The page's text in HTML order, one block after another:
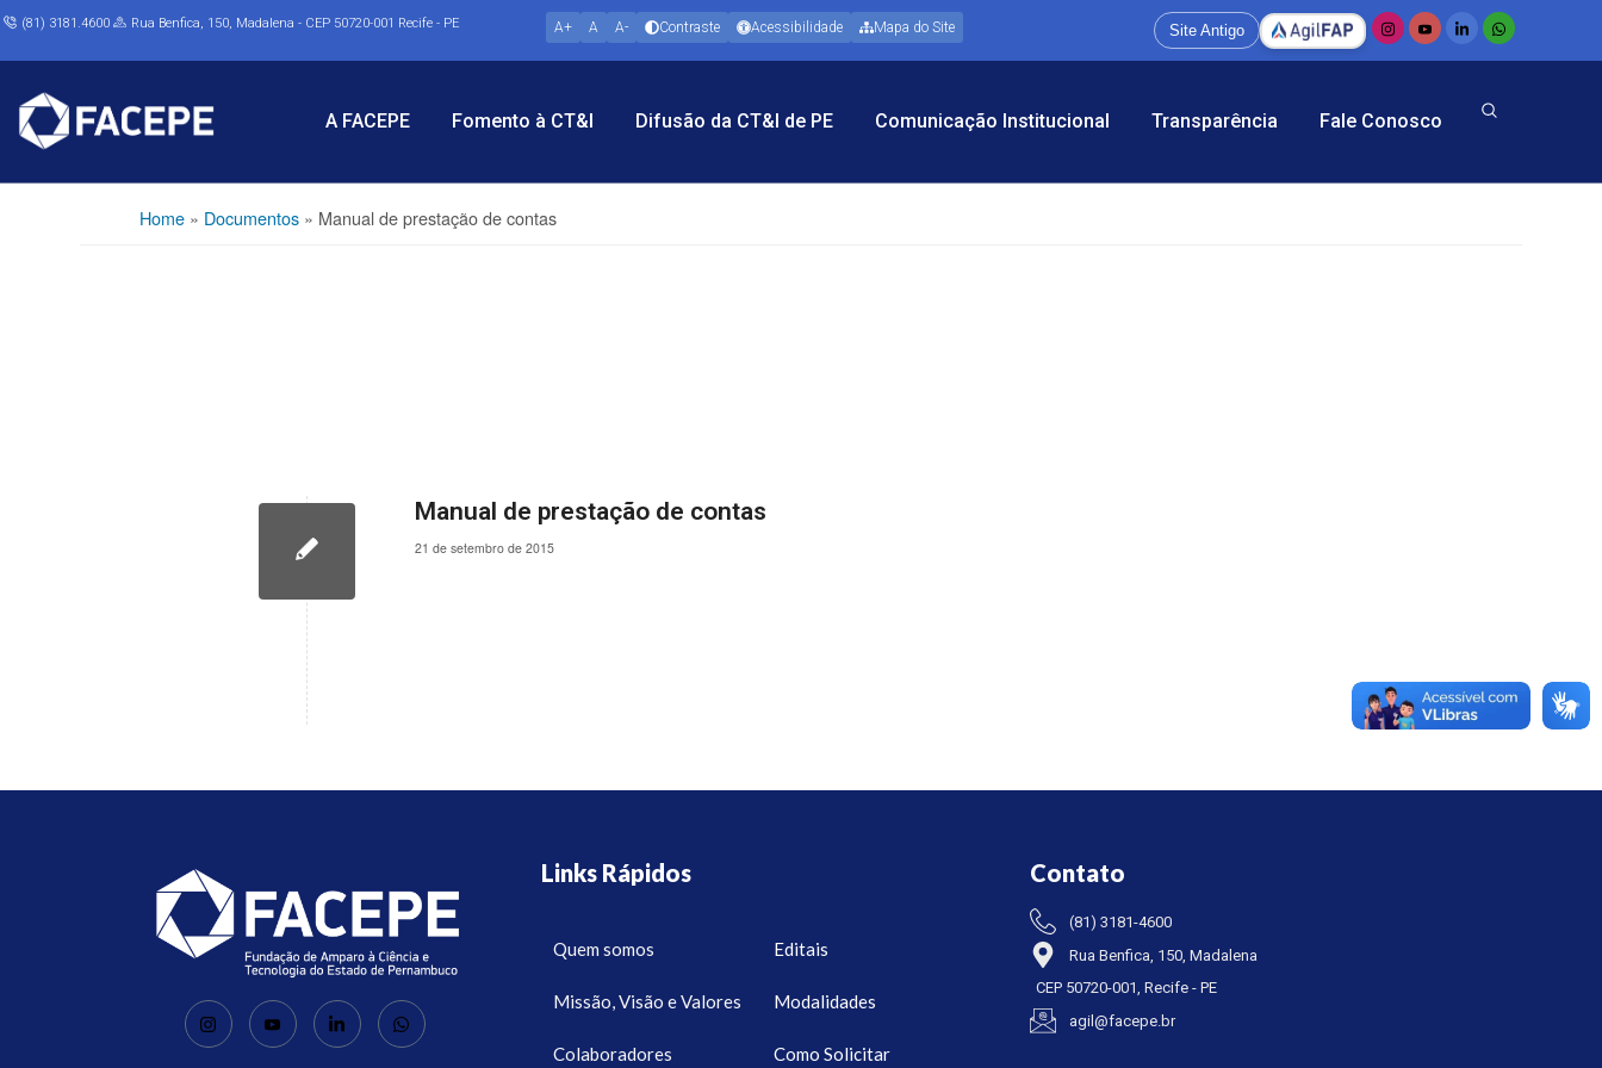
Home » Documentos » Manual de prestação de contas
(81) 3181.4600 Rua Benfica, 150, Madalena - CEP 50720-001 Recife - PE A+ A A- Contraste Acessibilidade Mapa do Site Site Antigo
A FACEPE Fomento à CT&I Difusão da CT&I de PE Comunicação Institucional Transparência Fale Conosco
Manual de prestação de contas
21 de setembro de 2015
Links Rápidos
Quem somos
Missão, Visão e Valores
Colaboradores
Editais
Modalidades
Como Solicitar
Contato
(81) 3181-4600
Rua Benfica, 150, Madalena
CEP 50720-001, Recife - PE
agil@facepe.br